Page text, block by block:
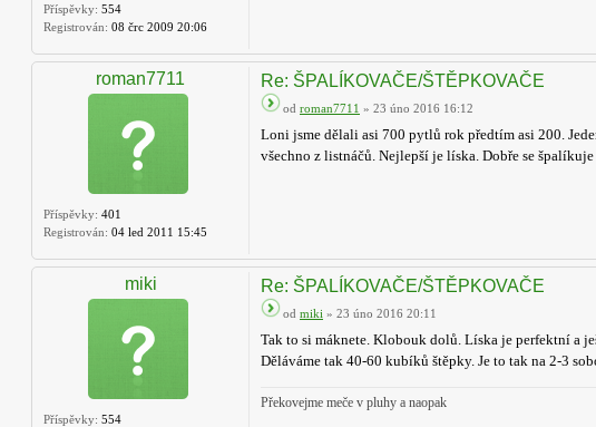
Příspěvky: 554
Registrován: 08 črc 2009 20:06
roman7711
Příspěvky: 401
Registrován: 04 led 2011 15:45
Re: ŠPALÍKOVAČE/ŠTĚPKOVAČE
od roman7711 » 23 úno 2016 16:12
Loni jsme dělali asi 700 pytlů rok předtím asi 200.
všechno z listnáčů. Nejlepší je líska. Dobře se
miki
Příspěvky: 554
Re: ŠPALÍKOVAČE/ŠTĚPKOVAČE
od miki » 23 úno 2016 20:11
Tak to si máknete. Klobouk dolů. Líska je perfektní a
Děláváme tak 40-60 kubíků štěpky. Je to tak na 2-3
Překovejme meče v pluhy a naopak